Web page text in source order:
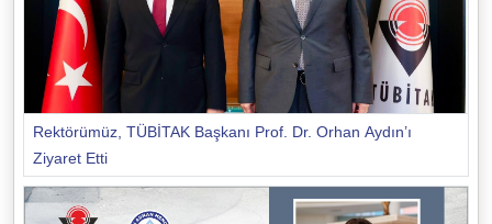
Rektörümüz, TÜBİTAK Başkanı Prof. Dr. Orhan Aydın’ı
Ziyaret Etti